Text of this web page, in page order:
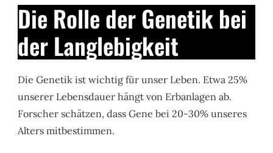
Die Rolle der Genetik bei
der Langlebigkeit
Die Genetik ist wichtig für unser Leben. Etwa 25%
unserer Lebensdauer hängt von Erbanlagen ab.
Forscher schätzen, dass Gene bei 20-30% unseres
Alters mitbestimmen.